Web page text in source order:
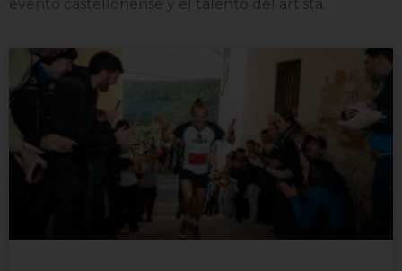
evento castellonense y el talento del artista.